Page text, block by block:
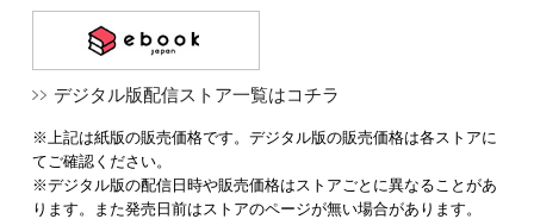
デジタル版配信ストア一覧はコチラ
※上記は紙版の販売価格です。デジタル版の販売価格は各ストアに
てご確認ください。
※デジタル版の配信日時や販売価格はストアごとに異なることがあ
ります。また発売日前はストアのページが無い場合があります。